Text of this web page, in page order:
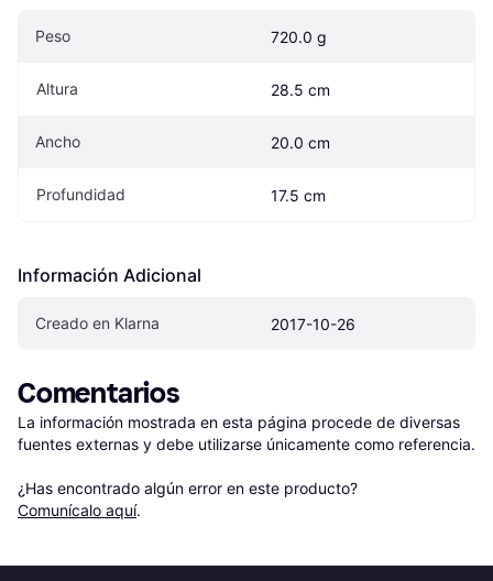
Peso 720.0 g
Altura 28.5 cm
Ancho 20.0 cm
Profundidad 17.5 cm
Información Adicional
Creado en Klarna 2017-10-26
Comentarios
La información mostrada en esta página procede de diversas
fuentes externas y debe utilizarse únicamente como referencia.
¿Has encontrado algún error en este producto?
Comunícalo aquí.